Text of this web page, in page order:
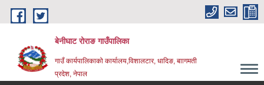
Skip to main content
बेनीघाट रोराङ गाउँपालिका
गाउँ कार्यपालिकाको कार्यालय,विशालटार, धादिङ, बाागमती
प्रदेश, नेपाल